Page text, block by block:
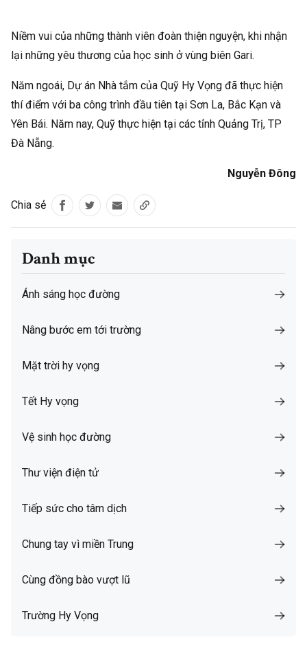
Niềm vui của những thành viên đoàn thiện nguyện, khi nhận
lại những yêu thương của học sinh ở vùng biên Gari.
Năm ngoái, Dự án Nhà tắm của Quỹ Hy Vọng đã thực hiện
thí điểm với ba công trình đầu tiên tại Sơn La, Bắc Kạn và
Yên Bái. Năm nay, Quỹ thực hiện tại các tỉnh Quảng Trị, TP
Đà Nẵng.
Nguyễn Đông
Chia sẻ
Danh mục
Ánh sáng học đường
Nâng bước em tới trường
Mặt trời hy vọng
Tết Hy vọng
Vệ sinh học đường
Thư viện điện tử
Tiếp sức cho tâm dịch
Chung tay vì miền Trung
Cùng đồng bào vượt lũ
Trường Hy Vọng